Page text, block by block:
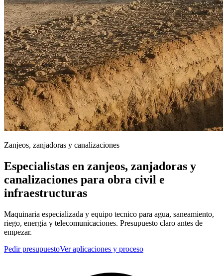
Zanjeos, zanjadoras y canalizaciones
Especialistas en zanjeos, zanjadoras y
canalizaciones para obra civil e
infraestructuras
Maquinaria especializada y equipo tecnico para agua, saneamiento,
riego, energia y telecomunicaciones. Presupuesto claro antes de
empezar.
Pedir presupuestoVer aplicaciones y proceso